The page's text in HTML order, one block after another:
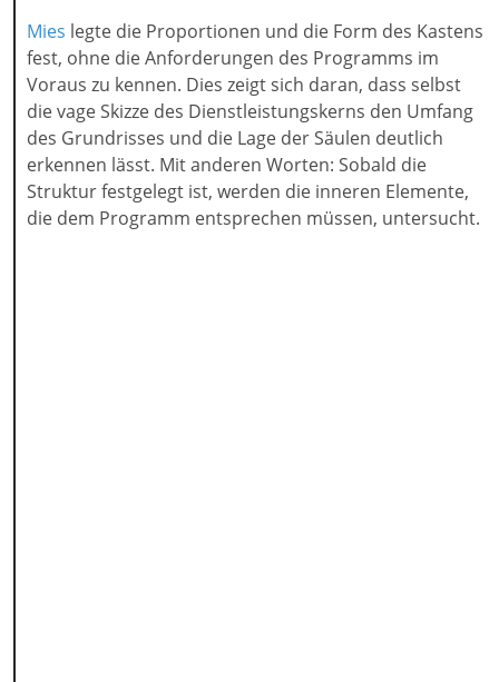
Mies legte die Proportionen und die Form des Kastens
fest, ohne die Anforderungen des Programms im
Voraus zu kennen. Dies zeigt sich daran, dass selbst
die vage Skizze des Dienstleistungskerns den Umfang
des Grundrisses und die Lage der Säulen deutlich
erkennen lässt. Mit anderen Worten: Sobald die
Struktur festgelegt ist, werden die inneren Elemente,
die dem Programm entsprechen müssen, untersucht.